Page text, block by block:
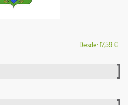
Desde: 17,59 €